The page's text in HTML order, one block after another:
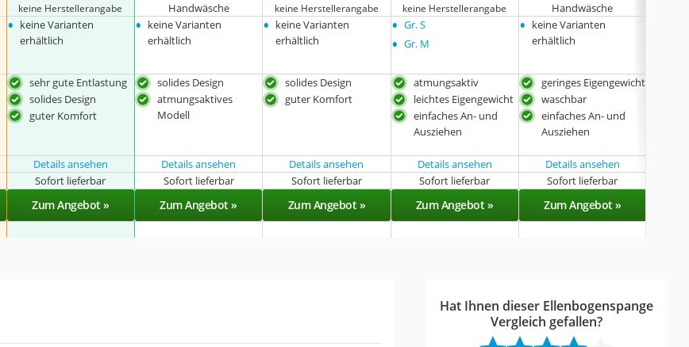
keine Herstellerangabe Handwäsche keine Herstellerangabe keine Herstellerangabe Handwäsche
• keine Varianten
erhältlich
• keine Varianten
erhältlich
• keine Varianten
erhältlich
• Gr. S
• Gr. M
• keine Varianten
erhältlich
sehr gute Entlastung
solides Design
guter Komfort
solides Design
atmungsaktives
Modell
solides Design
guter Komfort
atmungsaktiv
leichtes Eigengewicht
einfaches An- und
Ausziehen
geringes Eigengewicht
waschbar
einfaches An- und
Ausziehen
Details ansehen Details ansehen Details ansehen Details ansehen Details ansehen
Sofort lieferbar Sofort lieferbar Sofort lieferbar Sofort lieferbar Sofort lieferbar
Zum Angebot » Zum Angebot » Zum Angebot » Zum Angebot » Zum Angebot »
Hat Ihnen dieser Ellenbogenspange
Vergleich gefallen?